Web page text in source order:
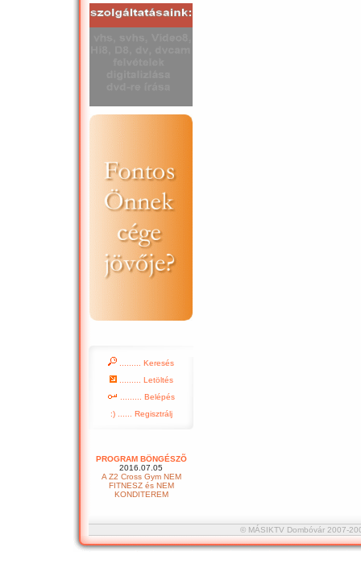
......... Keresés
......... Letöltés
......... Belépés
:) ...... Regisztrálj
PROGRAM BÖNGÉSZÕ
2016.07.05
A Z2 Cross Gym NEM
FITNESZ és NEM
KONDITEREM
© MÁSIKTV Dombóvár 2007-